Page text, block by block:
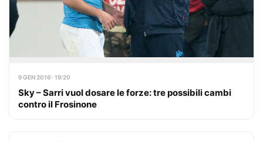
9 GEN 2016 · 19:20
Sky – Sarri vuol dosare le forze: tre possibili cambi
contro il Frosinone